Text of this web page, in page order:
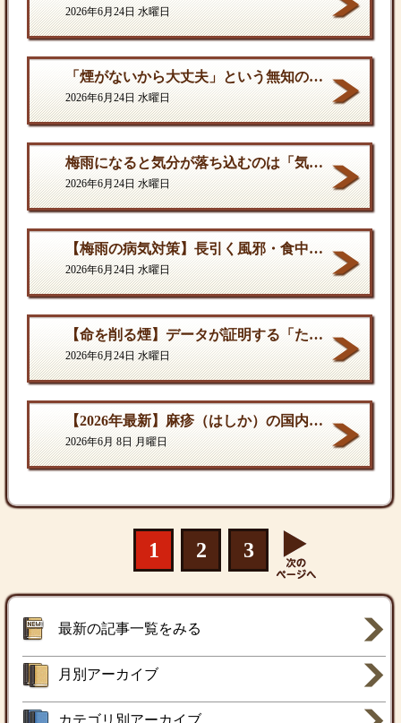
2026年6月24日 水曜日
「煙がないから大丈夫」という無知の罪。となりに一人生息するだけで、そこは危険地帯である
2026年6月24日 水曜日
梅雨になると気分が落ち込むのは「気のせい」ではない
2026年6月24日 水曜日
【梅雨の病気対策】長引く風邪・食中毒・カビの脅威から体を守る方法
2026年6月24日 水曜日
【命を削る煙】データが証明する「たばこ関連死」の真実
2026年6月24日 水曜日
【2026年最新】麻疹（はしか）の国内流行状況と対策
2026年6月 8日 月曜日
1 2 3
最新の記事一覧をみる
月別アーカイブ
カテゴリ別アーカイブ